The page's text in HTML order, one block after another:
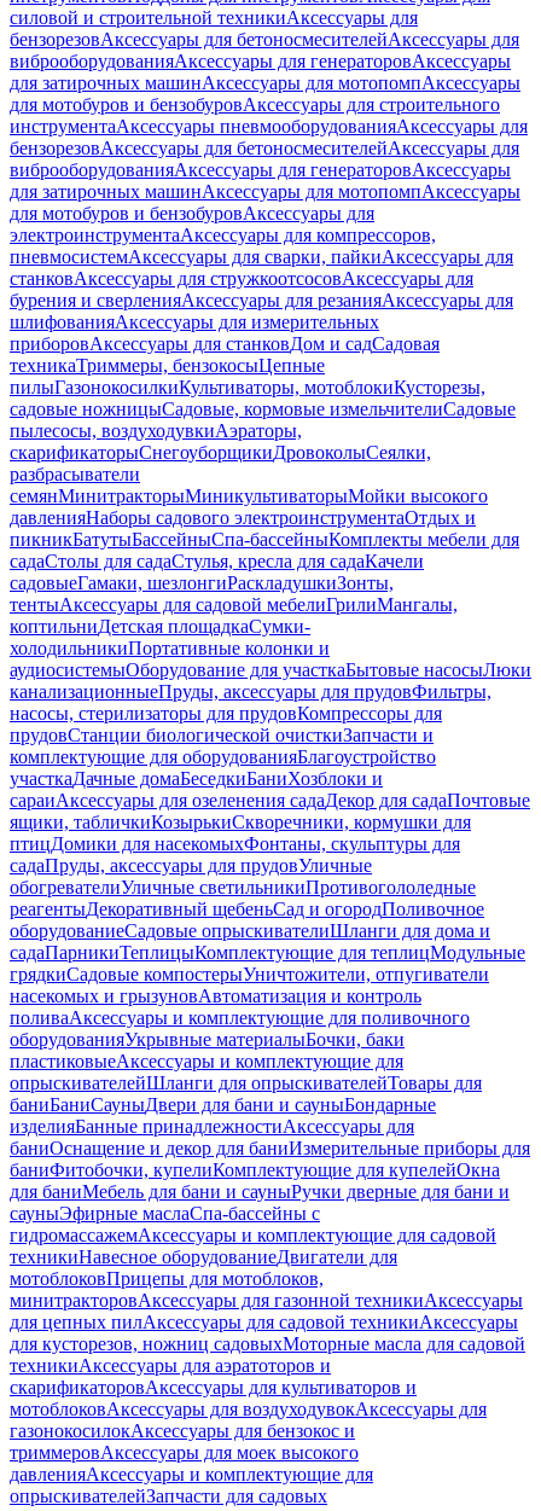
силовой и строительной техникиАксессуары для
бензорезовАксессуары для бетоносмесителейАксессуары для
виброоборудованияАксессуары для генераторовАксессуары
для затирочных машинАксессуары для мотопомпАксессуары
для мотобуров и бензобуровАксессуары для строительного
инструментаАксессуары пневмооборудованияАксессуары для
бензорезовАксессуары для бетоносмесителейАксессуары для
виброоборудованияАксессуары для генераторовАксессуары
для затирочных машинАксессуары для мотопомпАксессуары
для мотобуров и бензобуровАксессуары для
электроинструментаАксессуары для компрессоров,
пневмосистемАксессуары для сварки, пайкиАксессуары для
станковАксессуары для стружкоотсосовАксессуары для
бурения и сверленияАксессуары для резанияАксессуары для
шлифованияАксессуары для измерительных
приборовАксессуары для станковДом и садСадовая
техникаТриммеры, бензокосыЦепные
пилыГазонокосилкиКультиваторы, мотоблокиКусторезы,
садовые ножницыСадовые, кормовые измельчителиСадовые
пылесосы, воздуходувкиАэраторы,
скарификаторыСнегоуборщикиДровоколыСеялки,
разбрасыватели
семянМинитракторыМиникультиваторыМойки высокого
давленияНаборы садового электроинструментаОтдых и
пикникБатутыБассейныСпа-бассейныКомплекты мебели для
садаСтолы для садаСтулья, кресла для садаКачели
садовыеГамаки, шезлонгиРаскладушкиЗонты,
тентыАксессуары для садовой мебелиГрилиМангалы,
коптильниДетская площадкаСумки-
холодильникиПортативные колонки и
аудиосистемыОборудование для участкаБытовые насосыЛюки
канализационныеПруды, аксессуары для прудовФильтры,
насосы, стерилизаторы для прудовКомпрессоры для
прудовСтанции биологической очисткиЗапчасти и
комплектующие для оборудованияБлагоустройство
участкаДачные домаБеседкиБаниХозблоки и
сараиАксессуары для озеленения садаДекор для садаПочтовые
ящики, табличкиКозырькиСкворечники, кормушки для
птицДомики для насекомыхФонтаны, скульптуры для
садаПруды, аксессуары для прудовУличные
обогревателиУличные светильникиПротивогололедные
реагентыДекоративный щебеньСад и огородПоливочное
оборудованиеСадовые опрыскивателиШланги для дома и
садаПарникиТеплицыКомплектующие для теплицМодульные
грядкиСадовые компостерыУничтожители, отпугиватели
насекомых и грызуновАвтоматизация и контроль
поливаАксессуары и комплектующие для поливочного
оборудованияУкрывные материалыБочки, баки
пластиковыеАксессуары и комплектующие для
опрыскивателейШланги для опрыскивателейТовары для
баниБаниСауныДвери для бани и сауныБондарные
изделияБанные принадлежностиАксессуары для
баниОснащение и декор для баниИзмерительные приборы для
баниФитобочки, купелиКомплектующие для купелейОкна
для баниМебель для бани и сауныРучки дверные для бани и
сауныЭфирные маслаСпа-бассейны с
гидромассажемАксессуары и комплектующие для садовой
техникиНавесное оборудованиеДвигатели для
мотоблоковПрицепы для мотоблоков,
минитракторовАксессуары для газонной техникиАксессуары
для цепных пилАксессуары для садовой техникиАксессуары
для кусторезов, ножниц садовыхМоторные масла для садовой
техникиАксессуары для аэратоторов и
скарификаторовАксессуары для культиваторов и
мотоблоковАксессуары для воздуходувокАксессуары для
газонокосилокАксессуары для бензокос и
триммеровАксессуары для моек высокого
давленияАксессуары и комплектующие для
опрыскивателейЗапчасти для садовых